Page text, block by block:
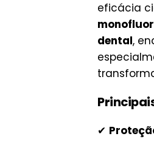
eficácia
dental,
✔